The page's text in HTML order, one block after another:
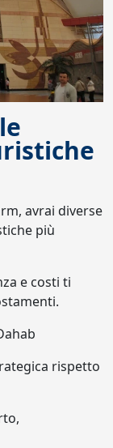
avrai diverse
più
e costi ti
rispetto